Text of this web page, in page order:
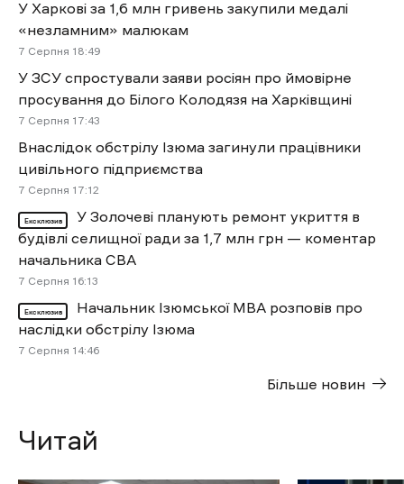
У Харкові за 1,6 млн гривень закупили медалі
«незламним» малюкам
7 Cерпня 18:49
У ЗСУ спростували заяви росіян про ймовірне
просування до Білого Колодязя на Харківщині
7 Cерпня 17:43
Внаслідок обстрілу Ізюма загинули працівники
цивільного підприємства
7 Cерпня 17:12
Ексклюзив
У Золочеві планують ремонт укриття в
будівлі селищної ради за 1,7 млн грн — коментар
начальника СВА
7 Cерпня 16:13
Ексклюзив
Начальник Ізюмської МВА розповів про
наслідки обстрілу Ізюма
7 Cерпня 14:46
Більше новин
Читай